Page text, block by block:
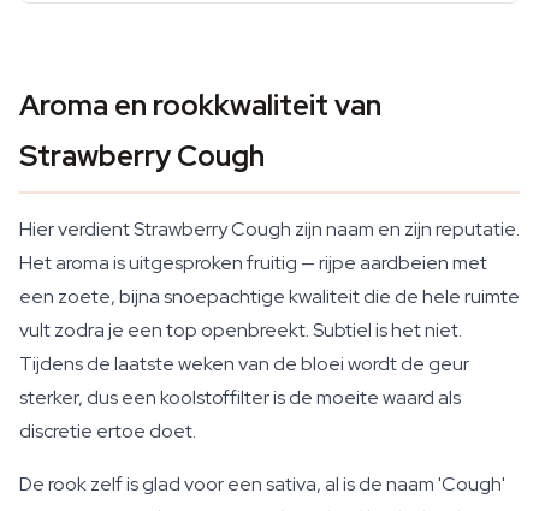
Aroma en rookkwaliteit van
Strawberry Cough
Hier verdient Strawberry Cough zijn naam en zijn reputatie.
Het aroma is uitgesproken fruitig — rijpe aardbeien met
een zoete, bijna snoepachtige kwaliteit die de hele ruimte
vult zodra je een top openbreekt. Subtiel is het niet.
Tijdens de laatste weken van de bloei wordt de geur
sterker, dus een koolstoffilter is de moeite waard als
discretie ertoe doet.
De rook zelf is glad voor een sativa, al is de naam 'Cough'